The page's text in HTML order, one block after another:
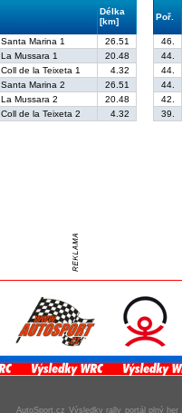
Délka
[km]
Poř.
Santa Marina 1 26.51 46.
La Mussara 1 20.48 44.
Coll de la Teixeta 1 4.32 44.
Santa Marina 2 26.51 44.
La Mussara 2 20.48 42.
Coll de la Teixeta 2 4.32 39.
AutoSport.cz Výsledky rally portál plný her